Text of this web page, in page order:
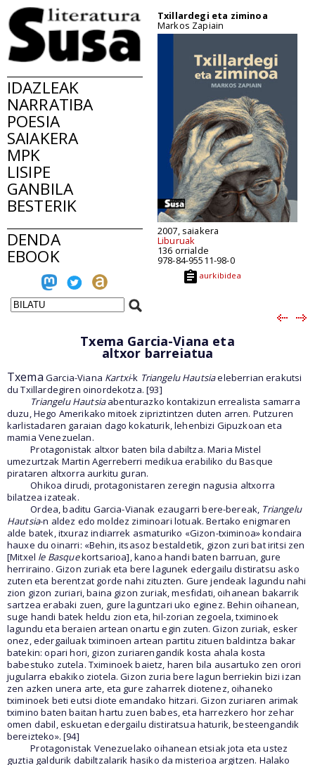
IDAZLEAK
NARRATIBA
POESIA
SAIAKERA
MPK
LISIPE
GANBILA
BESTERIK
DENDA
EBOOK
Txillardegi eta ziminoa
Markos Zapiain
2007, saiakera
Liburuak
136 orrialde
978-84-95511-98-0
aurkibidea
Txema Garcia-Viana eta
altxor barreiatua
Txema Garcia-Viana Kartxi-k Triangelu Hautsiaeleberrian erakutsi
du Txillardegiren oinordekotza. [93]
Triangelu Hautsiaabenturazko kontakizun errealista samarra
duzu, Hego Amerikako mitoek zipriztintzen duten arren. Putzuren
karlistadaren garaian dago kokaturik, lehenbizi Gipuzkoan eta
mamia Venezuelan.
Protagonistak altxor baten bila dabiltza. Maria Mistel
umezurtzak Martin Agerreberri medikua erabiliko du Basque
pirataren altxorra aurkitu guran.
Ohikoa dirudi, protagonistaren zeregin nagusia altxorra
bilatzea izateak.
Ordea, baditu Garcia-Vianak ezaugarri bere-bereak, Triangelu
Hautsia-n aldez edo moldez ziminoari lotuak. Bertako enigmaren
alde batek, itxuraz indiarrek asmaturiko «Gizon-tximinoa» kondaira
hauxe du oinarri: «Behin, itsasoz bestaldetik, gizon zuri bat iritsi zen
[Mitxel le Basquekortsarioa], kanoa handi baten barruan, gure
herriraino. Gizon zuriak eta bere lagunek edergailu distiratsu asko
zuten eta berentzat gorde nahi zituzten. Gure jendeak lagundu nahi
zion gizon zuriari, baina gizon zuriak, mesfidati, oihanean bakarrik
sartzea erabaki zuen, gure laguntzari uko eginez. Behin oihanean,
suge handi batek heldu zion eta, hil-zorian zegoela, tximinoek
lagundu eta beraien artean onartu egin zuten. Gizon zuriak, esker
onez, edergailuak tximinoen artean partitu zituen baldintza bakar
batekin: opari hori, gizon zuriarengandik kosta ahala kosta
babestuko zutela. Tximinoek baietz, haren bila ausartuko zen orori
jugularra ebakiko ziotela. Gizon zuria bere lagun berriekin bizi izan
zen azken unera arte, eta gure zaharrek diotenez, oihaneko
tximinoek beti eutsi diote emandako hitzari. Gizon zuriaren arimak
tximino baten baitan hartu zuen babes, eta harrezkero hor zehar
omen dabil, eskuetan edergailu distiratsua haturik, besteengandik
bereizteko». [94]
Protagonistak Venezuelako oihanean etsiak jota eta ustez
guztia galdurik dabiltzalarik hasiko da misterioa argitzen. Halako